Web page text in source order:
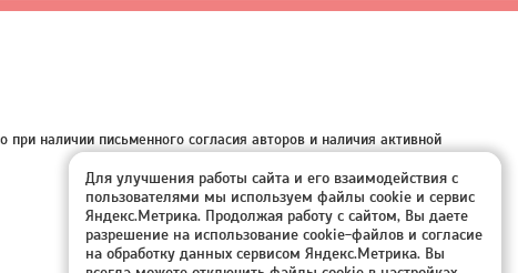
наличии письменного согласия авторов и наличия активной
Для улучшения работы сайта и его взаимодействия с
пользователями мы используем файлы cookie и сервис
Яндекс.Метрика. Продолжая работу с сайтом, Вы даете
разрешение на использование cookie-файлов и согласие
на обработку данных сервисом Яндекс.Метрика. Вы